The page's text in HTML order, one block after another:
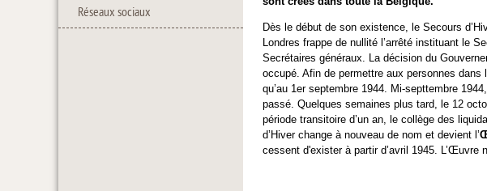
Réseaux sociaux
Dès le début de son existence, le Secours
Londres frappe de nullité l’arrêté instituant le
Secrétaires généraux. La décision du
occupé. Afin de permettre aux personnes
qu’au 1er septembre 1944. Mi-septtembre
passé. Quelques semaines plus tard, le 12
période transitoire d’un an, le collège des
d’Hiver change à nouveau de nom et devient l’
cessent d'exister à partir d’avril 1945.